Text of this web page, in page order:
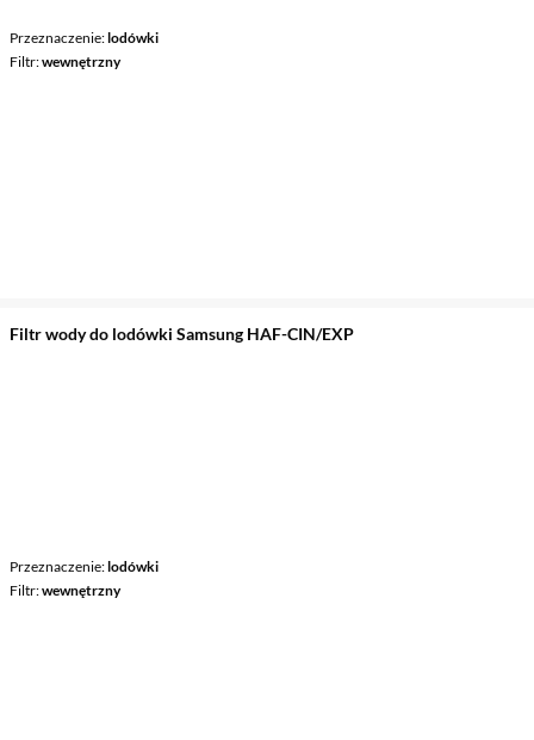
Przeznaczenie lodówki
Filtr wewnętrzny
Filtr wody do lodówki Samsung HAF-CIN/EXP
Przeznaczenie lodówki
Filtr wewnętrzny